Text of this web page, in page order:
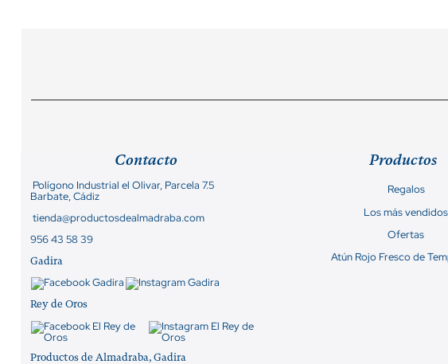
Contacto
Polígono Industrial el Olivar, Parcela 7.5
Barbate, Cádiz
tienda@productosdealmadraba.com
956 43 58 39
Gadira
Rey de Oros
Productos de Almadraba, Gadira
Productos
Regalos
Los más vendidos
Ofertas
Atún Rojo Fresco de